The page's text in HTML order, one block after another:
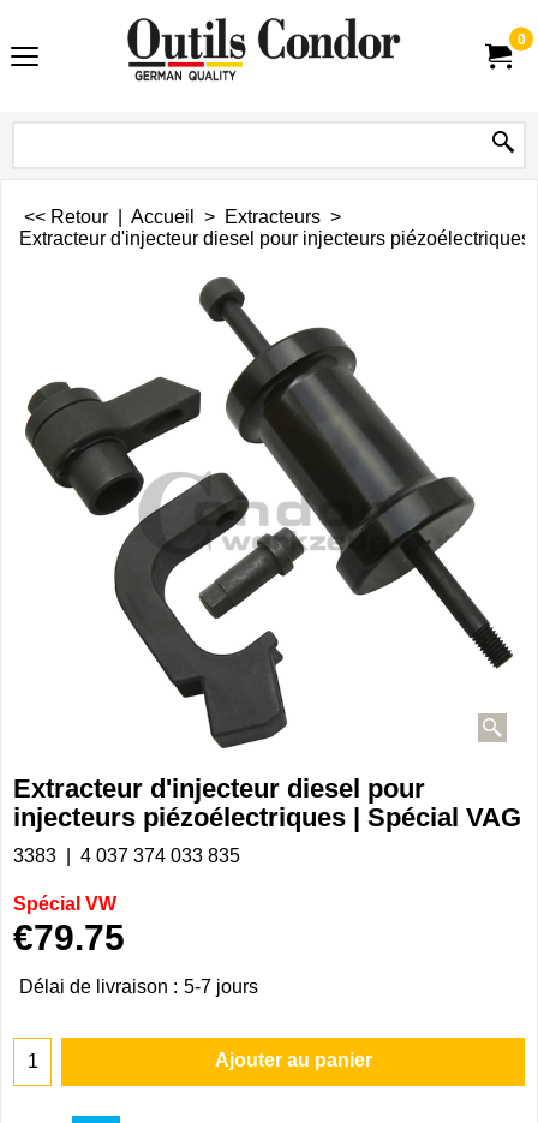
0
<< Retour Accueil > Extracteurs >
Extracteur d'injecteur diesel pour injecteurs piézoélectriques
Extracteur d'injecteur diesel pour
injecteurs piézoélectriques | Spécial VAG
3383 4 037 374 033 835
Spécial VW
€79.75
Délai de livraison : 5-7 jours
Ajouter au panier